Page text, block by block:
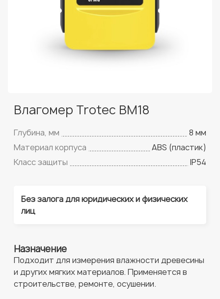
Влагомер Trotec BM18
Глубина, мм
8 мм
Материал корпуса
ABS (пластик)
Класс защиты
IP54
Без залога для юридических и физических
лиц
Назначение
Подходит для измерения влажности древесины
и других мягких материалов. Применяется в
строительстве, ремонте, осушении.